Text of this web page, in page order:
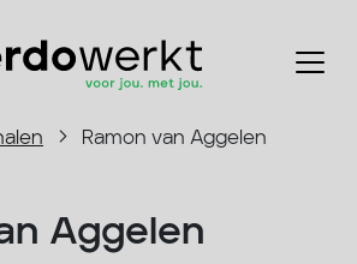
Ramon van Aggelen
Aggelen